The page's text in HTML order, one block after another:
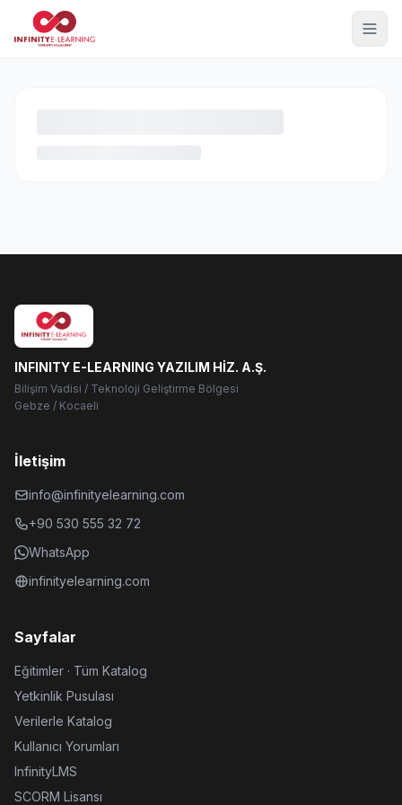
INFINITY E-LEARNING YAZILIM HİZ. A.Ş.
Bilişim Vadisi / Teknoloji Geliştirme Bölgesi
Gebze / Kocaeli
İletişim
info@infinityelearning.com
+90 530 555 32 72
WhatsApp
infinityelearning.com
Sayfalar
Eğitimler · Tüm Katalog
Yetkinlik Pusulası
Verilerle Katalog
Kullanıcı Yorumları
InfinityLMS
SCORM Lisansı